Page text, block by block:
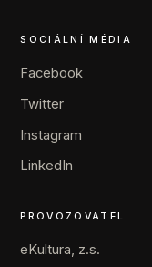
SOCIÁLNÍ MÉDIA
Facebook
Twitter
Instagram
LinkedIn
PROVOZOVATEL
eKultura, z.s.